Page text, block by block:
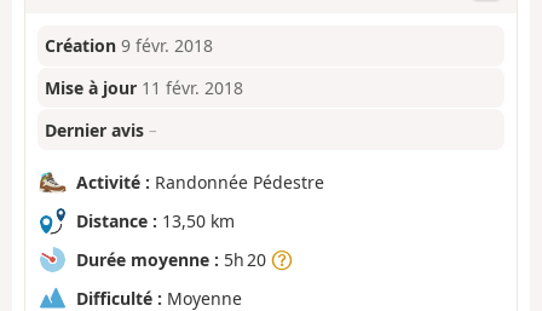
Création 9 févr. 2018
Mise à jour 11 févr. 2018
Dernier avis –
Activité : Randonnée Pédestre
Distance : 13,50 km
Durée moyenne : 5h 20
Difficulté : Moyenne